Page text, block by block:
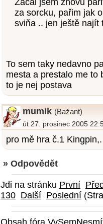
Začal jsem znovu
za sorcku, pařim jak
sviňa .. jen ještě najít
To sem taky nedavno
mesta a prestalo me to
to je nej postava
mumik (Bažant)
út 27. prosinec 2005
pro mě hra č.1
» Odpovědět
Jdi na stránku První
130 Další Poslední
Obsah fóra